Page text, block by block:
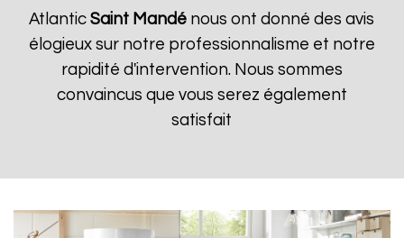
AtlanticSaint Mandé nous ont donné des avis
élogieux sur notre professionnalisme et notre
rapidité d'intervention. Nous sommes
convaincus que vous serez également
satisfait